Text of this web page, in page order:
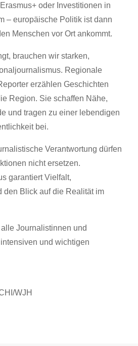
oder Investitionen in
– europäische Politik ist dann
Menschen vor Ort ankommt.
brauchen wir starken,
Regionale
erzählen Geschichten
Region. Sie schaffen Nähe,
und tragen zu einer lebendigen
bei.
Verantwortung dürfen
nicht ersetzen.
garantiert Vielfalt,
den Blick auf die Realität im
Journalistinnen und
und wichtigen
WJH